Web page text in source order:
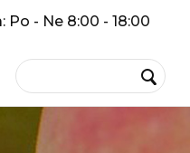
Po - Ne 8:00 - 18:00